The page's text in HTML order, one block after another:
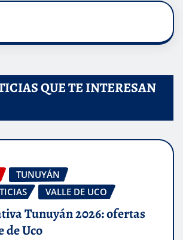
QUE TE INTERESAN
TUNUYÁN
VALLE DE UCO
Tunuyán 2026: ofertas
de Uco